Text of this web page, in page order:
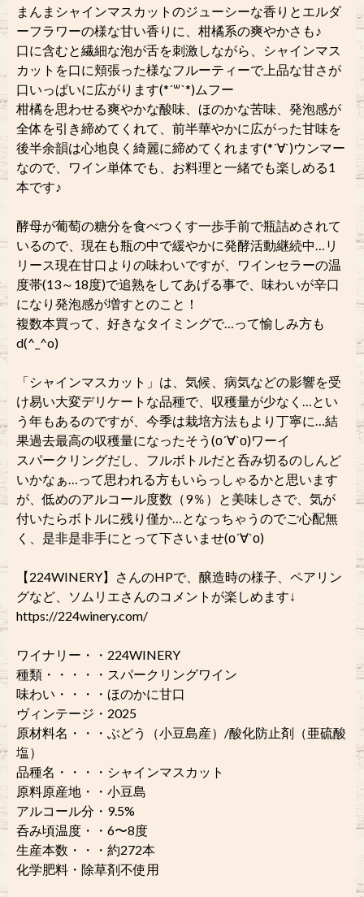
まんまシャインマスカットのジューシーな香りとエルダ
ーフラワーの様な甘い香りに、柑橘系の爽やかさも♪
口に含むと繊細な泡が舌を刺激しながら、シャインマス
カットを口に頬張った様なフルーティーで上品な甘さが
口いっぱいに広がります(*´꒳`*)ムフー
柑橘を思わせる爽やかな酸味、ほのかな苦味、発泡感が
全体を引き締めてくれて、前半華やかに広がった甘味を
後半余韻は心地良く綺麗に締めてくれます(*´∀`)ウンマー
なので、ワイン単体でも、お料理と一緒でも楽しめる1
本です♪
酵母が葡萄の糖分を食べつくす一歩手前で瓶詰めされて
いるので、現在も瓶の中で緩やかに発酵活動継続中…リ
リース現在甘口よりの味わいですが、ワインセラーの温
度帯(13～18度)で追熟をしてあげる事で、味わいが辛口
になり発泡感が増すとのこと！
複数本買って、好きなタイミングで…って愉しみ方も
d(^_^o)
「シャインマスカット」は、気候、病気などの影響を受
け易い大変デリケートな品種で、収穫量が少なく…とい
う年もあるのですが、今季は栽培方法もより丁寧に…結
果過去最高の収穫量になったそう(о´∀`о)ワーイ
スパークリングだし、フルボトルだと呑み切るのしんど
いかなぁ…って思われる方もいらっしゃるかと思います
が、低めのアルコール度数（9％）と美味しさで、気が
付いたらボトルに残り僅か…となっちゃうのでご心配無
く、是非是非手にとって下さいませ(о´∀`о)
【224WINERY】さんのHPで、醸造時の様子、ペアリン
グなど、ソムリエさんのコメントが楽しめます↓
https://224winery.com/
ワイナリー・・224WINERY
種類・・・・・スパークリングワイン
味わい・・・・ほのかに甘口
ヴィンテージ・2025
原材料名・・・ぶどう（小豆島産）/酸化防止剤（亜硫酸
塩）
品種名・・・・シャインマスカット
原料原産地・・小豆島
アルコール分・9.5%
呑み頃温度・・6〜8度
生産本数・・・約272本
化学肥料・除草剤不使用